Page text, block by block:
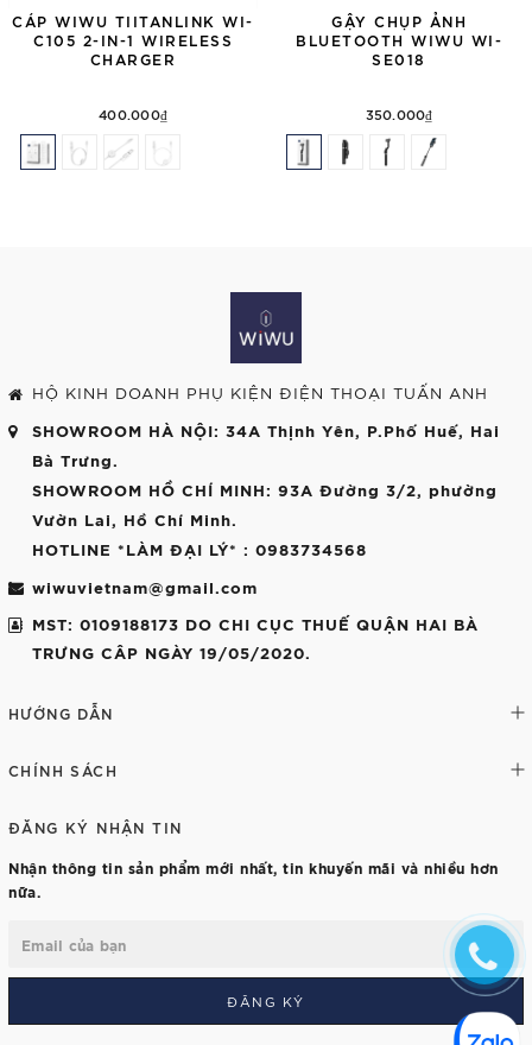
CÁP WIWU TIITANLINK WI-
C105 2-IN-1 WIRELESS
CHARGER
400.000₫
GẬY CHỤP ẢNH
BLUETOOTH WIWU WI-
SE018
350.000₫
HỘ KINH DOANH PHỤ KIỆN ĐIỆN THOẠI TUẤN ANH
SHOWROOM HÀ NỘI: 34A Thịnh Yên, P.Phố Huế, Hai
Bà Trưng.
SHOWROOM HỒ CHÍ MINH: 93A Đường 3/2, phường
Vườn Lai, Hồ Chí Minh.
HOTLINE *LÀM ĐẠI LÝ* : 0983734568
wiwuvietnam@gmail.com
MST: 0109188173 DO CHI CỤC THUẾ QUẬN HAI BÀ
TRƯNG CÂP NGÀY 19/05/2020.
HƯỚNG DẪN
CHÍNH SÁCH
ĐĂNG KÝ NHẬN TIN
Nhận thông tin sản phẩm mới nhất, tin khuyến mãi và nhiều hơn
nữa.
ĐĂNG KÝ